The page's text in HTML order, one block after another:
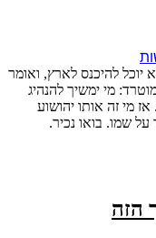
להיכנס לארץ, ואומר
מי ימשיך להנהיג
מי זה אותו יהושוע
על שמו. בואו נכיר.
הזה